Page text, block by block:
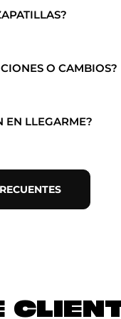
O CAMBIOS?
EN LLEGARME?